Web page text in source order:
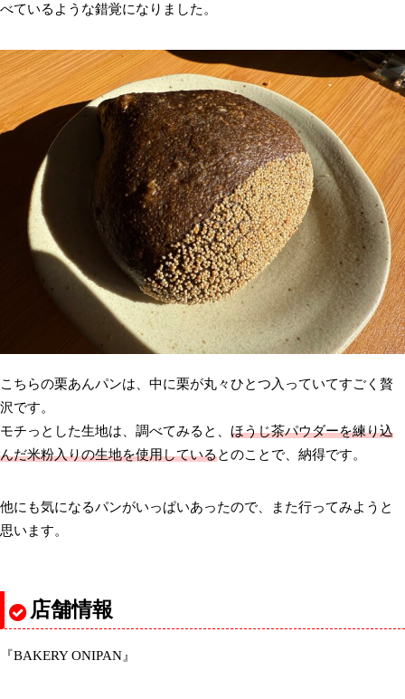
べているような錯覚になりました。
こちらの栗あんパンは、中に栗が丸々ひとつ入っていてすごく贅
沢です。
モチっとした生地は、調べてみると、 ほうじ茶パウダーを練り込
んだ米粉入りの生地を使用しているとのことで、納得です。
他にも気になるパンがいっぱいあったので、また行ってみようと
思います。
店舗情報
『BAKERY ONIPAN』